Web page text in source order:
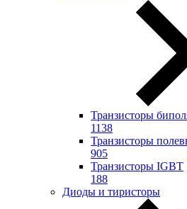
Транзисторы
1138
Транзисторы
905
Транзисторы IGBT
188
Диоды и тиристоры